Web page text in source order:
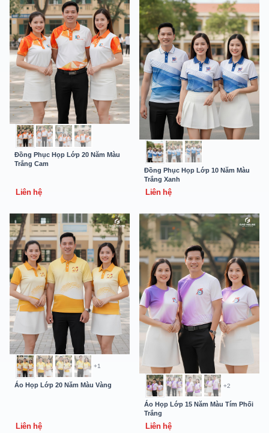
Đồng Phục Họp Lớp 20 Năm Màu
Trắng Cam
Liên hệ
Đồng Phục Họp Lớp 10 Năm Màu
Trắng Xanh
Liên hệ
+1
Áo Họp Lớp 20 Năm Màu Vàng
Liên hệ
+2
Áo Họp Lớp 15 Năm Màu Tím Phối
Trắng
Liên hệ